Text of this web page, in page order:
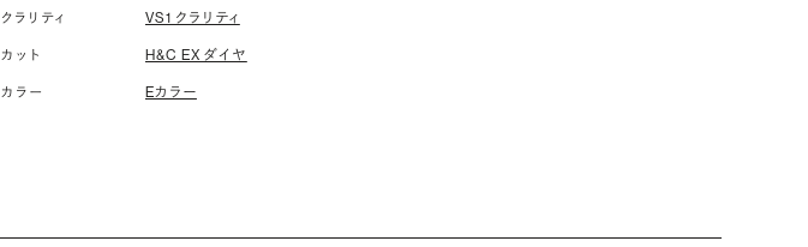
クラリティ VS1 クラリティ
カット H&C EX ダイヤ
カラー Eカラー